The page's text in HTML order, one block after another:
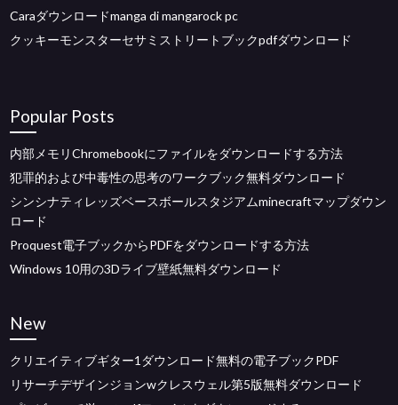
Caraダウンロードmanga di mangarock pc
クッキーモンスターセサミストリートブックpdfダウンロード
Popular Posts
内部メモリChromebookにファイルをダウンロードする方法
犯罪的および中毒性の思考のワークブック無料ダウンロード
シンシナティレッズベースボールスタジアムminecraftマップダウン
ロード
Proquest電子ブックからPDFをダウンロードする方法
Windows 10用の3Dライブ壁紙無料ダウンロード
New
クリエイティブギター1ダウンロード無料の電子ブックPDF
リサーチデザインジョンwクレスウェル第5版無料ダウンロード